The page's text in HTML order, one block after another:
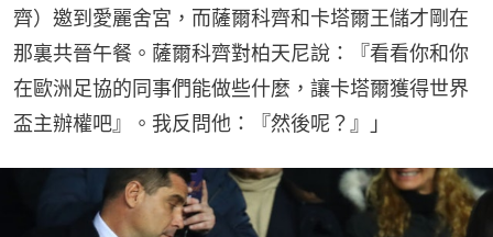
齊）邀到愛麗舍宮，而薩爾科齊和卡塔爾王儲才剛在
那裏共晉午餐。薩爾科齊對柏天尼說：『看看你和你
在歐洲足協的同事們能做些什麼，讓卡塔爾獲得世界
盃主辦權吧』。我反問他：『然後呢？』」